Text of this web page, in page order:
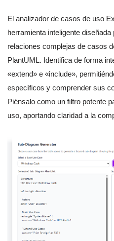
El analizador de casos de uso
herramienta inteligente
relaciones complejas de casos
PlantUML. Identifica de forma
«extend» e «include»,
específicos y comprender sus
Piénsalo como un filtro potente
uso, aportando claridad a la